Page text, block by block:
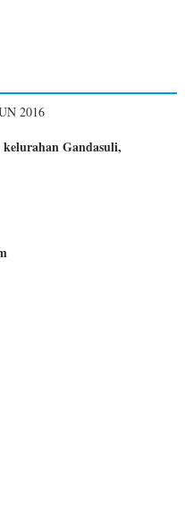
2016
Gandasuli,